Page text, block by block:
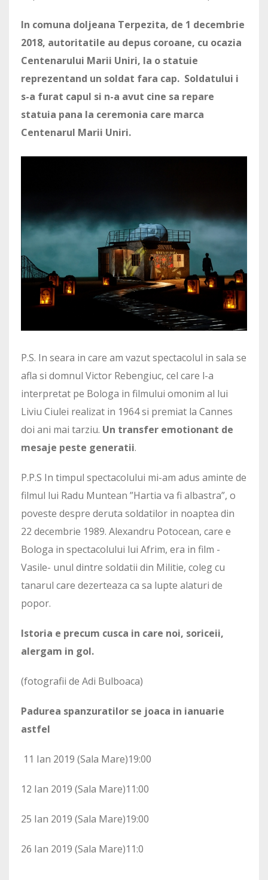
In comuna doljeana Terpezita, de 1 decembrie
2018, autoritatile au depus coroane, cu ocazia
Centenarului Marii Uniri, la o statuie
reprezentand un soldat fara cap. Soldatului i
s-a furat capul si n-a avut cine sa repare
statuia pana la ceremonia care marca
Centenarul Marii Uniri.
P.S. In seara in care am vazut spectacolul in sala se
afla si domnul Victor Rebengiuc, cel care l-a
interpretat pe Bologa in filmului omonim al lui
Liviu Ciulei realizat in 1964 si premiat la Cannes
doi ani mai tarziu. Un transfer emotionant de
mesaje peste generatii.
P.P.S In timpul spectacolului mi-am adus aminte de
filmul lui Radu Muntean ”Hartia va fi albastra”, o
poveste despre deruta soldatilor in noaptea din
22 decembrie 1989. Alexandru Potocean, care e
Bologa in spectacolului lui Afrim, era in film -
Vasile- unul dintre soldatii din Militie, coleg cu
tanarul care dezerteaza ca sa lupte alaturi de
popor.
Istoria e precum cusca in care noi, soriceii,
alergam in gol.
(fotografii de Adi Bulboaca)
Padurea spanzuratilor se joaca in ianuarie
astfel
11 Ian 2019 (Sala Mare)19:00
12 Ian 2019 (Sala Mare)11:00
25 Ian 2019 (Sala Mare)19:00
26 Ian 2019 (Sala Mare)11:0